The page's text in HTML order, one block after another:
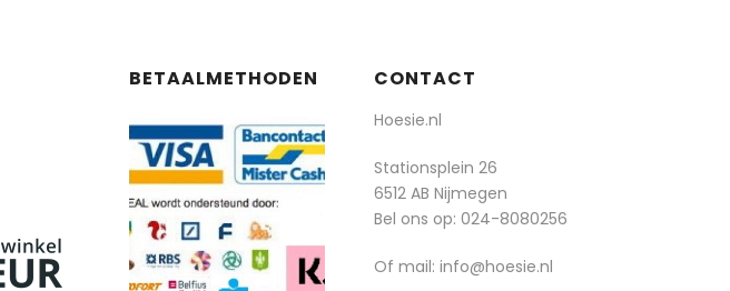
BETAALMETHODEN CONTACT
Hoesie.nl
Stationsplein 26
6512 AB Nijmegen
Bel ons op: 024-8080256
Of mail: info@hoesie.nl